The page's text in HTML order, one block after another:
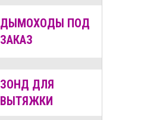
ДЫМОХОДЫ ПОД
ЗАКАЗ
ЗОНД ДЛЯ
ВЫТЯЖКИ